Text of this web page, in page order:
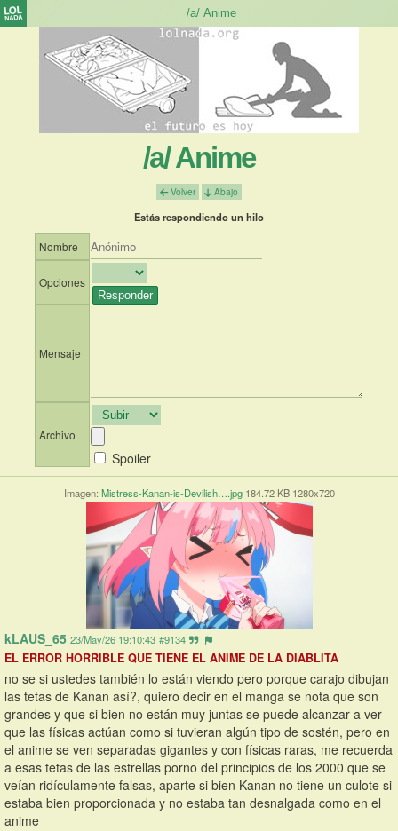
/a/ Anime
Volver Abajo
Estás respondiendo un hilo
Nombre
Opciones
Mensaje
Archivo
Spoiler
Imagen: Mistress-Kanan-is-Devilish….jpg 184.72 KB 1280x720
kLAUS_65 23/May/26 19:10:43 #9134
EL ERROR HORRIBLE QUE TIENE EL ANIME DE LA DIABLITA
no se si ustedes también lo están viendo pero porque carajo dibujan
las tetas de Kanan así?, quiero decir en el manga se nota que son
grandes y que si bien no están muy juntas se puede alcanzar a ver
que las físicas actúan como si tuvieran algún tipo de sostén, pero en
el anime se ven separadas gigantes y con físicas raras, me recuerda
a esas tetas de las estrellas porno del principios de los 2000 que se
veían ridículamente falsas, aparte si bien Kanan no tiene un culote si
estaba bien proporcionada y no estaba tan desnalgada como en el
anime